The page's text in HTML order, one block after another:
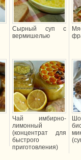
Сырный суп с
вермишелью
Чай имбирно-
лимонный
(концентрат для
быстрого
приготовления)